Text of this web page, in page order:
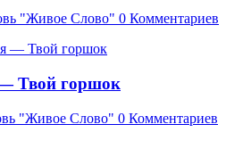
"Живое Слово" 0 Комментариев
Твой горшок
"Живое Слово" 0 Комментариев